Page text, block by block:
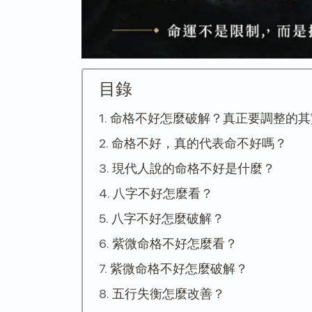
目錄
命格不好怎麼破解？真正要調整的
命格不好，真的代表命不好嗎？
現代人說的命格不好是什麼？
八字不好怎麼看？
八字不好怎麼破解？
紫微命格不好怎麼看？
紫微命格不好怎麼破解？
五行失衡怎麼改善？